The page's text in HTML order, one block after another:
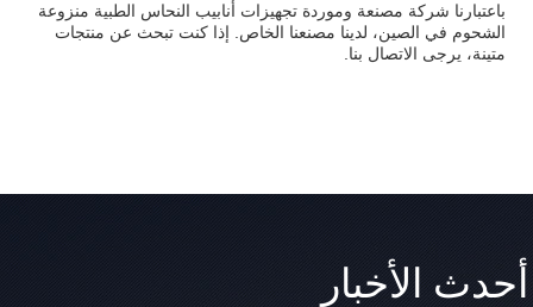
باعتبارنا شركة مصنعة وموردة تجهيزات أنابيب النحاس الطبية منزوعة
الشحوم في الصين، لدينا مصنعنا الخاص. إذا كنت تبحث عن منتجات
متينة، يرجى الاتصال بنا.
أحدث الأخبار